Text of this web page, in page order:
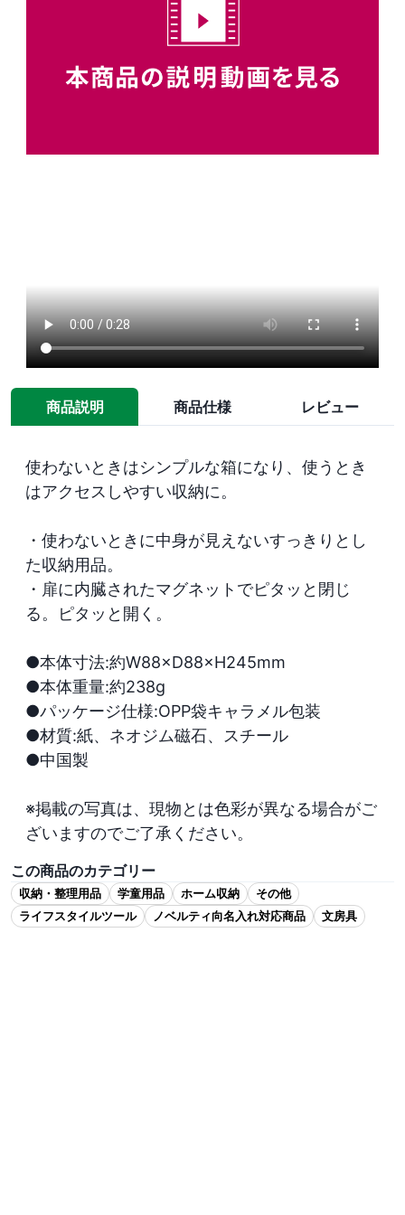
商品説明 商品仕様 レビュー
使わないときはシンプルな箱になり、使うとき
はアクセスしやすい収納に。
・使わないときに中身が見えないすっきりとし
た収納用品。
・扉に内臓されたマグネットでピタッと閉じ
る。ピタッと開く。
●本体寸法:約W88×D88×H245mm
●本体重量:約238g
●パッケージ仕様:OPP袋キャラメル包装
●材質:紙、ネオジム磁石、スチール
●中国製
※掲載の写真は、現物とは色彩が異なる場合がご
ざいますのでご了承ください。
この商品のカテゴリー
収納・整理用品 学童用品 ホーム収納
その他
ライフスタイルツール
ノベルティ向名入れ対応商品 文房具